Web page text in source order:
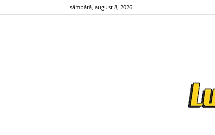
sâmbătă, august 8, 2026